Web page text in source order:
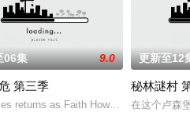
加复杂out and
06集 9.0
第三季
returns as Faith Howells as she
更新至12
秘林謎村
在这个卢森